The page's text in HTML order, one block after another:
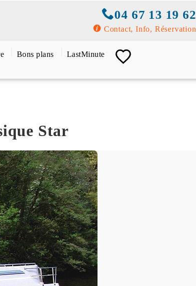
04 67 13 19 62
Contact, Info, Réservation
Bons plans LastMinute
Star